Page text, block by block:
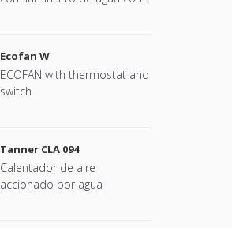
Ecofan W
ECOFAN with thermostat and
switch
Tanner CLA 094
Calentador de aire
accionado por agua